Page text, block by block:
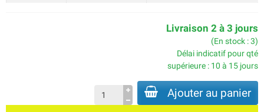
Livraison 2 à 3 jours
(En stock : 3)
Délai indicatif pour qté
supérieure : 10 à 15 jours
Ajouter au panier